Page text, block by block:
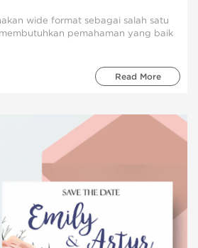
wide format sebagai salah satu
pemahaman yang baik
Read More